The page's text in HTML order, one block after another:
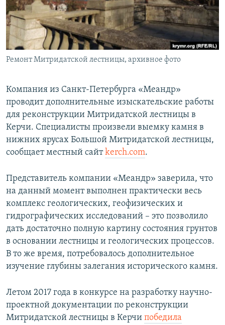
ПОБЕДИТЕЛЕЙ НЕ СУДЯТ?
КРЫМ.НЕПОКОРЕННЫЙ
ELIFBE
УКРАИНСКАЯ ПРОБЛЕМА КРЫМА
ПРИСОЕДИНЯЙТЕСЬ!
Ремонт Митридатской лестницы, архивное фото
Компания из Санкт-Петербурга «Меандр»
проводит дополнительные изыскательские работы
для реконструкции Митридатской лестницы в
Керчи. Специалисты произвели выемку камня в
нижних ярусах Большой Митридатской лестницы,
сообщает местный сайтkerch.com.
Представитель компании «Меандр» заверила, что
на данный момент выполнен практически весь
комплекс геологических, геофизических и
гидрографических исследований – это позволило
дать достаточно полную картину состояния грунтов
в основании лестницы и геологических процессов.
В то же время, потребовалось дополнительное
изучение глубины залегания исторического камня.
Летом 2017 года в конкурсе на разработку научно-
проектной документации по реконструкции
Митридатской лестницы в Керчи победила